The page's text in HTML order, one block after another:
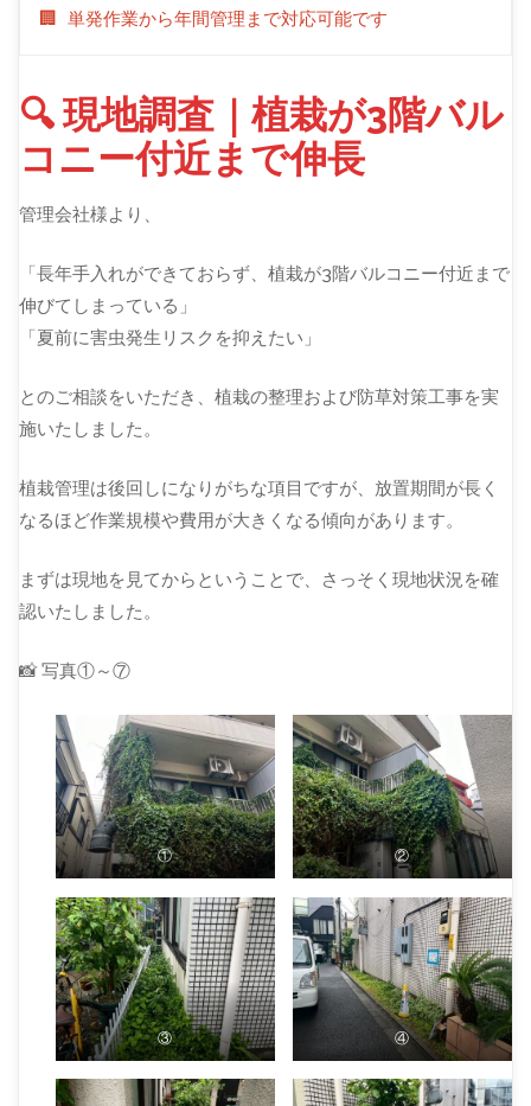
🏢 単発作業から年間管理まで対応可能です
🔍 現地調査｜植栽が3階バル
コニー付近まで伸長
管理会社様より、
「長年手入れができておらず、植栽が3階バルコニー付近まで
伸びてしまっている」
「夏前に害虫発生リスクを抑えたい」
とのご相談をいただき、植栽の整理および防草対策工事を実
施いたしました。
植栽管理は後回しになりがちな項目ですが、放置期間が長く
なるほど作業規模や費用が大きくなる傾向があります。
まずは現地を見てからということで、さっそく現地状況を確
認いたしました。
📸 写真①～⑦
① ②
③ ④